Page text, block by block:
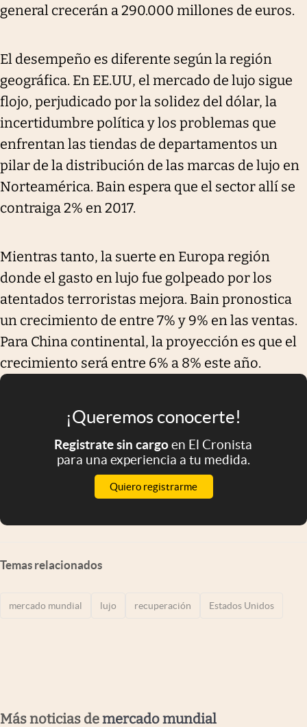
general crecerán a 290.000 millones de euros.
El desempeño es diferente según la región
geográfica. En EE.UU, el mercado de lujo sigue
flojo, perjudicado por la solidez del dólar, la
incertidumbre política y los problemas que
enfrentan las tiendas de departamentos un
pilar de la distribución de las marcas de lujo en
Norteamérica. Bain espera que el sector allí se
contraiga 2% en 2017.
Mientras tanto, la suerte en Europa región
donde el gasto en lujo fue golpeado por los
atentados terroristas mejora. Bain pronostica
un crecimiento de entre 7% y 9% en las ventas.
Para China continental, la proyección es que el
crecimiento será entre 6% a 8% este año.
¡Queremos conocerte!
Registrate sin cargoen El Cronista
para una experiencia a tu medida.
Quiero registrarme
Temas relacionados
mercado mundial lujo recuperación Estados Unidos
Más noticias demercado mundial